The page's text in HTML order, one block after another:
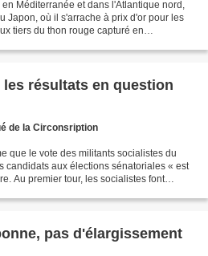
Méditerranée et dans l'Atlantique nord,
Japon, où il s'arrache à prix d'or pour les
tiers du thon rouge capturé en
les résultats en question
de la Circonsription
que le vote des militants socialistes du
candidats aux élections sénatoriales « est
Au premier tour, les socialistes font
pas d'élargissement